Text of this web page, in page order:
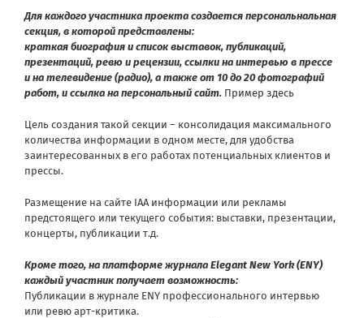
Для каждого участника проекта создается персональнальная
секция, в которой представлены:
краткая биография и список выставок, публикаций,
презентаций, ревю и рецензии, ссылки на интервью в прессе
и на телевидение (радио), а также от 10 до 20 фотографий
работ, и ссылка на персональный сайт. Пример здесь
Цель создания такой секции – консолидация максимального
количества информации в одном месте, для удобства
заинтересованных в его работах потенциальных клиентов и
прессы.
Размещение на сайте IAA информации или рекламы
предстоящего или текущего события: выставки, презентации,
концерты, публикации т.д.
Кроме того, на платформе журнала Elegant New York (ENY)
каждый участник получает возможность:
Публикации в журнале ENY профессионального интервью
или ревю арт-критика.